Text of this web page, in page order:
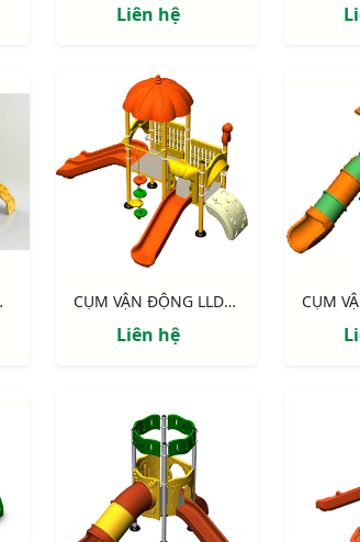
Liên hệ
CỤM VẬN ĐỘNG LLDPE NIK124060B
Liên hệ